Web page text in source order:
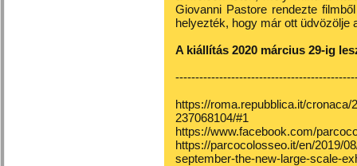
Giovanni Pastore rendezte
helyezték, hogy már ott üdvözölje
A kiállítás 2020 március 29-ig
https://roma.repubblica.it/
237068104/#1
https://www.facebook.com/
https://parcocolosseo.it/en/2019/
september-the-new-large-scale-